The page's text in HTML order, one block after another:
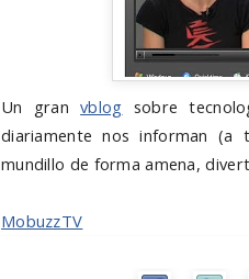
Un granvblog sobre
diariamente nos informan (a
mundillo de forma amena,
MobuzzTV